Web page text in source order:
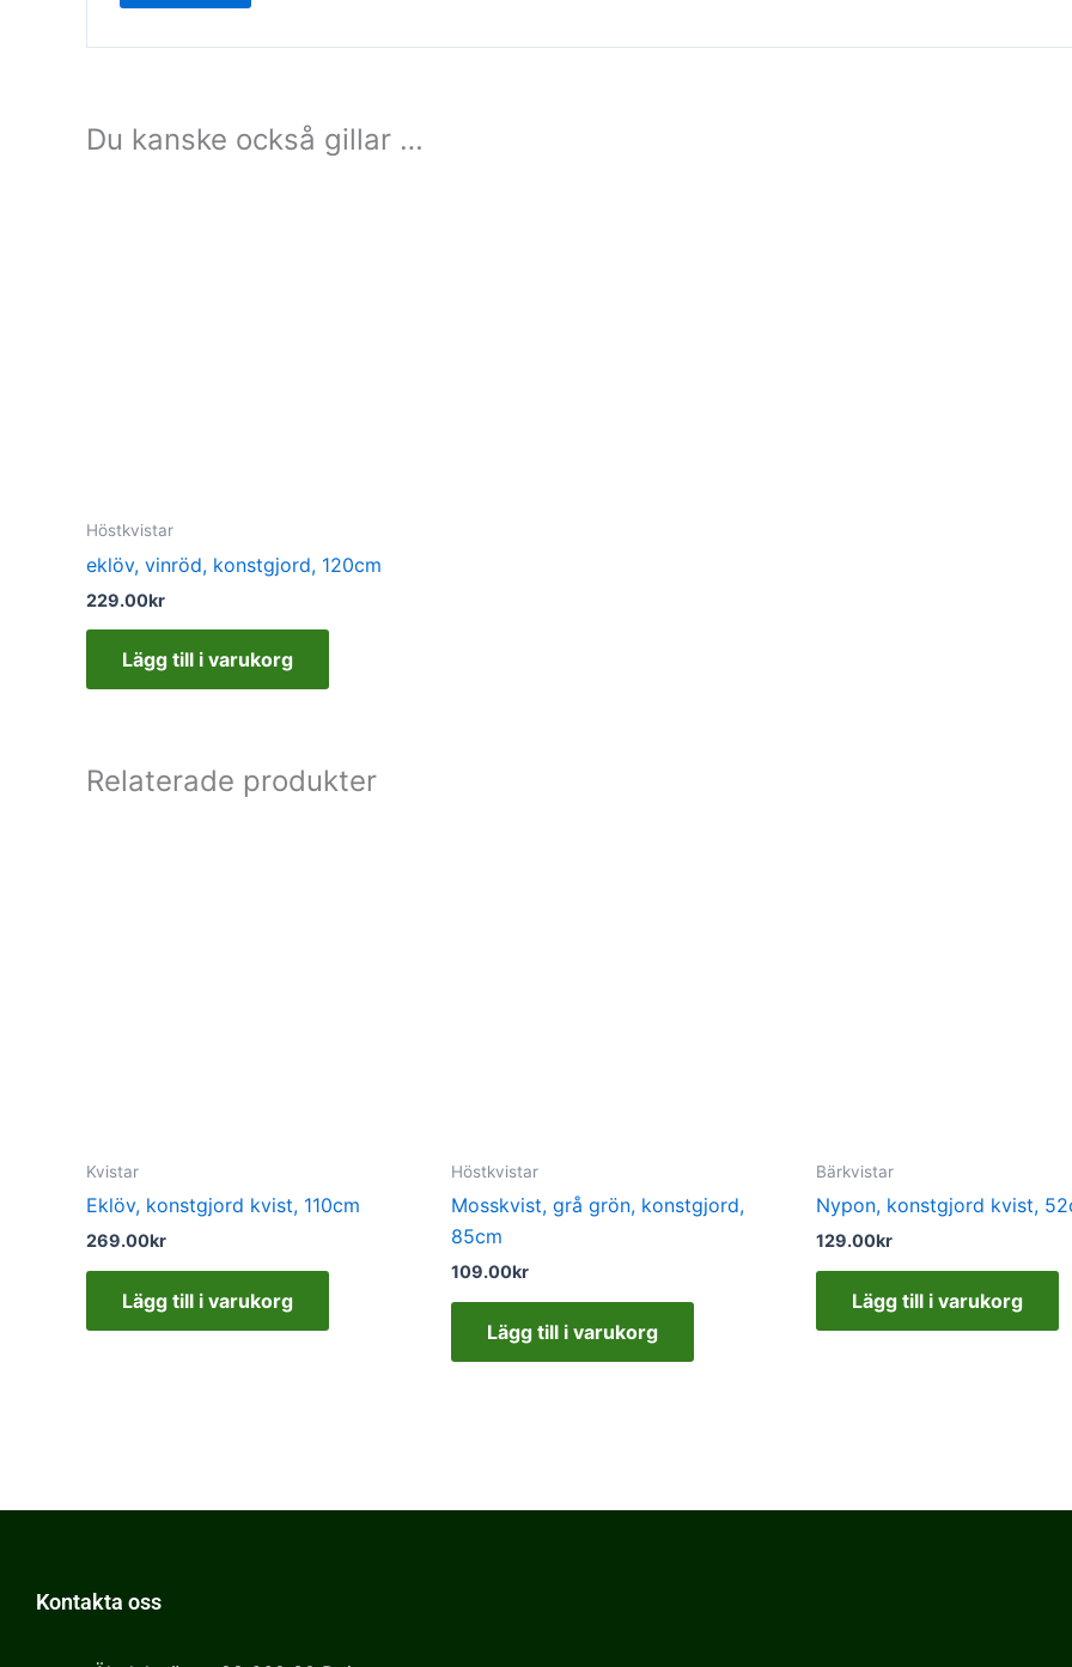
Du kanske också gillar …
Höstkvistar
eklöv, vinröd, konstgjord, 120cm
229.00kr
Lägg till i varukorg
Relaterade produkter
Kvistar
Eklöv, konstgjord kvist, 110cm
269.00kr
Lägg till i varukorg
Höstkvistar
Mosskvist, grå grön, konstgjord,
85cm
109.00kr
Lägg till i varukorg
Bärkvistar
Nypon, konstgjord kvist,
129.00kr
Lägg till i varukorg
Kontakta oss